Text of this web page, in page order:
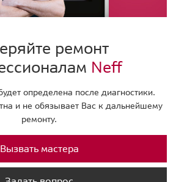
ремонт
Neff
определена после диагностики.
и не обязывает Вас к дальнейшему
ремонту.
Вызвать мастера